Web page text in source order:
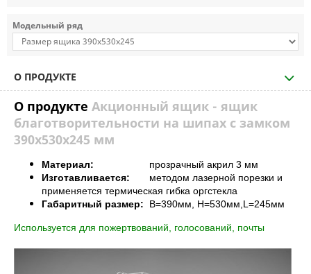
Модельный ряд
О ПРОДУКТЕ
О продукте Акционный ящик - ящик
благотворительности на шипах с замком
390х530х245 мм
Материал:
прозрачный акрил 3 мм
Изготавливается: методом лазерной порезки и
применяется термическая гибка оргстекла
Габаритный размер: B=390мм, H=530мм,L=245мм
Используется для пожертвований, голосований, почты